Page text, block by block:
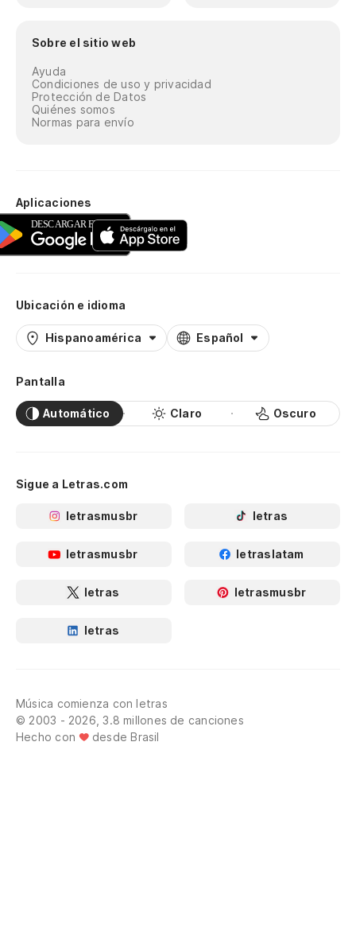
Sobre el sitio web
Ayuda
Condiciones de uso y privacidad
Protección de Datos
Quiénes somos
Normas para envío
Aplicaciones
Ubicación e idioma
Hispanoamérica Español
Pantalla
Automático Claro Oscuro
Sigue a Letras.com
letrasmusbr letras
letrasmusbr letraslatam
letras letrasmusbr
letras
Música comienza con letras
© 2003 - 2026, 3.8 millones de canciones
Hecho con
desde Brasil